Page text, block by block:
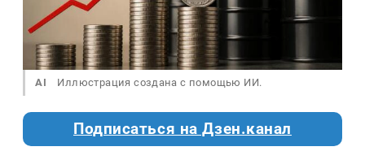
AI Иллюстрация создана с помощью ИИ.
Подписаться на Дзен.канал